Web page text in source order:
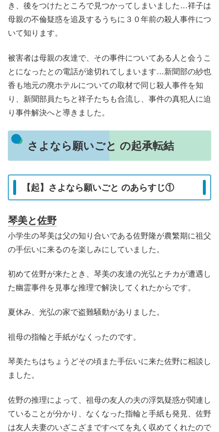
き、後をつけたところで見つかってしまいました…祥子は
母親の不倫疑惑を追及するうちに３０年前の殺人事件につ
いて知ります。
被害者は母親の友達で、その事件についてある人と会うこ
とになったとの電話が途切れてしまいます…新聞部の紗也
香も地元の廃ホテルについての取材で同じ殺人事件を知
り、新聞部員たちと祥子たちも合流し、事件の真犯人に迫
り事件解決へと導きました。
さよなら願いごと の起承転結
【起】さよなら願いごと のあらすじ①
琴美と佐野
小学生の琴美は父の知り合いである佐野隆が農繁期に祖父
の手伝いに来るのを楽しみにしていました。
初めて佐野が来たとき、琴美の友達の光弘とチカが遭遇し
た幽霊事件を見事な推理で解決してくれたからです。
夏休み、光弘の家で盗難騒動がありました。
祖母の指輪と手紙がなくったのです。
琴美たちはちょうどその頃また手伝いに来た佐野に相談し
ました。
佐野の推理によって、祖母の友人の夫の浮気疑惑が関連し
ていることが分かり、なくなった指輪と手紙も発見、佐野
は友人夫妻のいざこざまですべてを丸く収めてくれたので